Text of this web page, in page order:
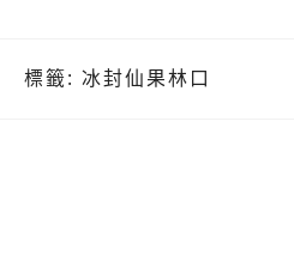
標籤: 冰封仙果林口